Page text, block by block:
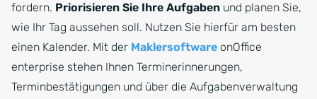
fordern. Priorisieren Sie Ihre Aufgaben und planen Sie,
wie Ihr Tag aussehen soll. Nutzen Sie hierfür am besten
einen Kalender. Mit der Maklersoftware onOffice
enterprise stehen Ihnen Terminerinnerungen,
Terminbestätigungen und über die Aufgabenverwaltung